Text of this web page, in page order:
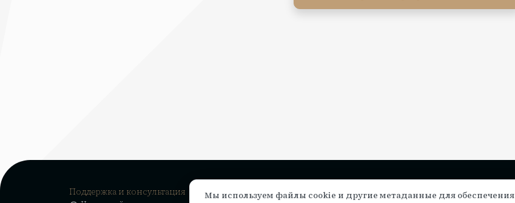
Поддержка и консультация
Инструкции по подключению
Мы используем файлы cookie и другие метаданные для обеспечения